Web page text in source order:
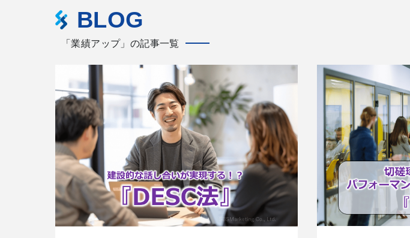
BLOG
「業績アップ」の記事一覧